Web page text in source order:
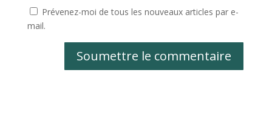
Prévenez-moi de tous les nouveaux articles par e-
mail.
Soumettre le commentaire